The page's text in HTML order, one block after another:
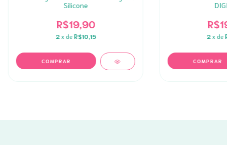
Silicone
R$19,90
2 x de R$10,15 2 x de